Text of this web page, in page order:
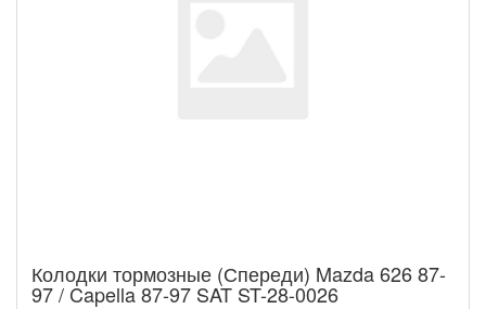
Колодки тормозные (Спереди) Mazda 626 87-
97 / Capella 87-97 SAT ST-28-0026